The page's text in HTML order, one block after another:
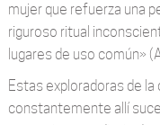
mujer que refuerza una
riguroso ritual
lugares de uso común»
Estas exploradoras de
constantemente allí